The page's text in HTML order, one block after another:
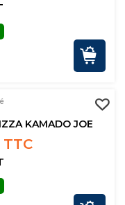
KAMADO JOE